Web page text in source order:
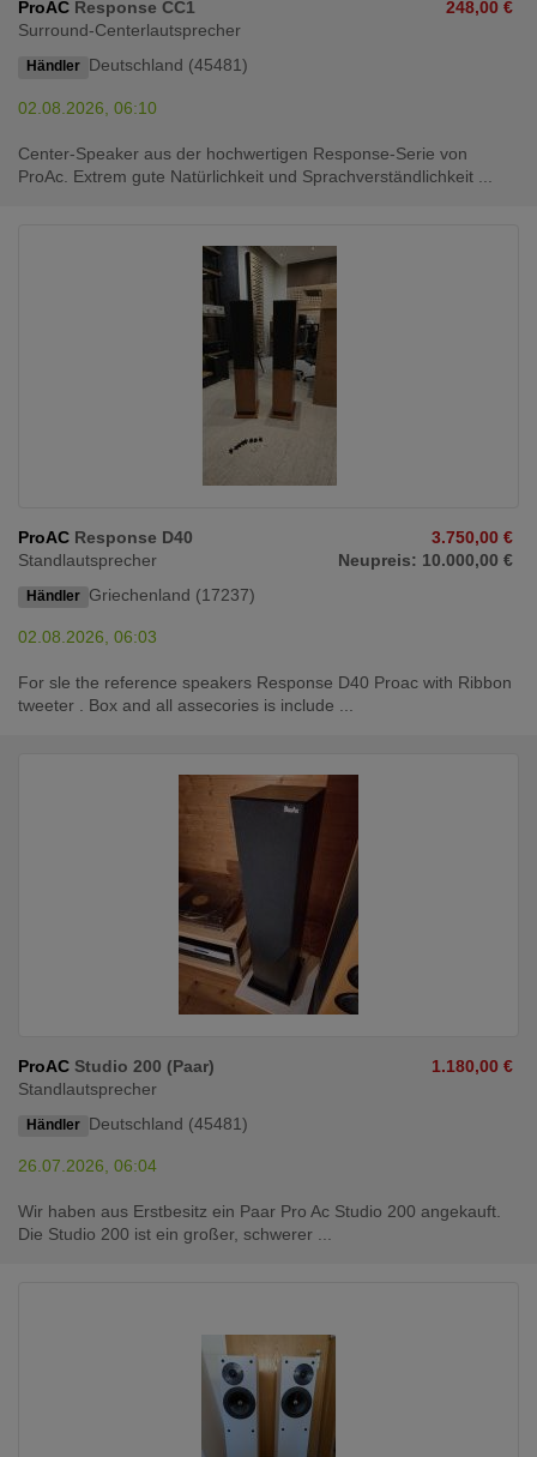
ProAC Response CC1
Surround-Centerlautsprecher
Händler Deutschland (45481)
248,00 €
02.08.2026, 06:10
Center-Speaker aus der hochwertigen Response-Serie von
ProAc. Extrem gute Natürlichkeit und Sprachverständlichkeit ...
ProAC Response D40
Standlautsprecher
Händler Griechenland (17237)
3.750,00 €
Neupreis: 10.000,00 €
02.08.2026, 06:03
For sle the reference speakers Response D40 Proac with Ribbon
tweeter . Box and all assecories is include ...
ProAC Studio 200 (Paar)
Standlautsprecher
Händler Deutschland (45481)
1.180,00 €
26.07.2026, 06:04
Wir haben aus Erstbesitz ein Paar Pro Ac Studio 200 angekauft.
Die Studio 200 ist ein großer, schwerer ...